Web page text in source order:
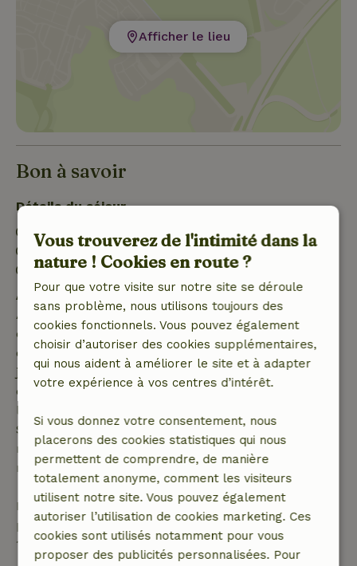
Afficher le lieu
Bon à savoir
Détails du séjour
Arrivée: 15:00- 23:00
Départ: 08:00- 10:00
Séjour sans contact possible
Annulation gratuite dans les 7 jours
Annulation gratuite dans les 7 jours suivant la
confirmation de ta réservation, à condition que la
demande de réservation ait été effectuée plus de 28
jours avant la date de début. Pour les réservations
dont la date de début est dans les 28 jours,
l'annulation gratuite s'applique dans les 24 heures.
Si tu annules dans le délai indiqué, tu as droit à un
remboursement intégral du montant de la
réservation.
Passé ce délai, tu recevras un remboursement
partiel du coût du séjour et un remboursement à
100 % de l'acompte :
Vous trouverez de l'intimité dans la
nature ! Cookies en route ?
Pour que votre visite sur notre site se déroule
sans problème, nous utilisons toujours des
cookies fonctionnels. Vous pouvez également
choisir d’autoriser des cookies supplémentaires,
qui nous aident à améliorer le site et à adapter
votre expérience à vos centres d’intérêt.
Si vous donnez votre consentement, nous
placerons des cookies statistiques qui nous
permettent de comprendre, de manière
totalement anonyme, comment les visiteurs
utilisent notre site. Vous pouvez également
autoriser l’utilisation de cookies marketing. Ces
cookies sont utilisés notamment pour vous
proposer des publicités personnalisées. Pour